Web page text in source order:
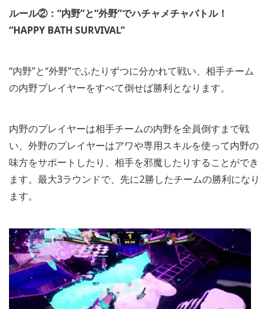
ルール②：“内野”と“外野”でハチャメチャバトル！
“HAPPY BATH SURVIVAL”
“内野”と“外野”でふたりずつに分かれて戦い、相手チーム
の内野プレイヤーをすべて倒せば勝利となります。
内野のプレイヤーは相手チームの内野を全員倒すまで戦
い、外野のプレイヤーはアワや専用スキルを使って内野の
味方をサポートしたり、相手を邪魔したりすることができ
ます。最大3ラウンドで、先に2勝したチームの勝利になり
ます。